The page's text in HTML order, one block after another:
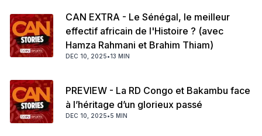
CAN EXTRA - Le Sénégal, le meilleur
effectif africain de l'Histoire ? (avec
Hamza Rahmani et Brahim Thiam)
DEC 10, 2025•13 MIN
PREVIEW - La RD Congo et Bakambu face
à l’héritage d’un glorieux passé
DEC 10, 2025•5 MIN